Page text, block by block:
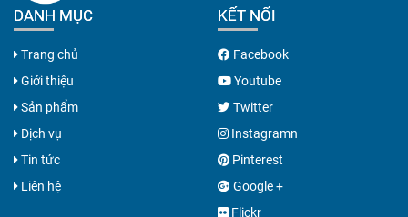
DANH MỤC
Trang chủ
Giới thiệu
Sản phẩm
Dịch vụ
Tin tức
Liên hệ
KẾT NỐI
Facebook
Youtube
Twitter
Instagramn
Pinterest
Google +
Flickr